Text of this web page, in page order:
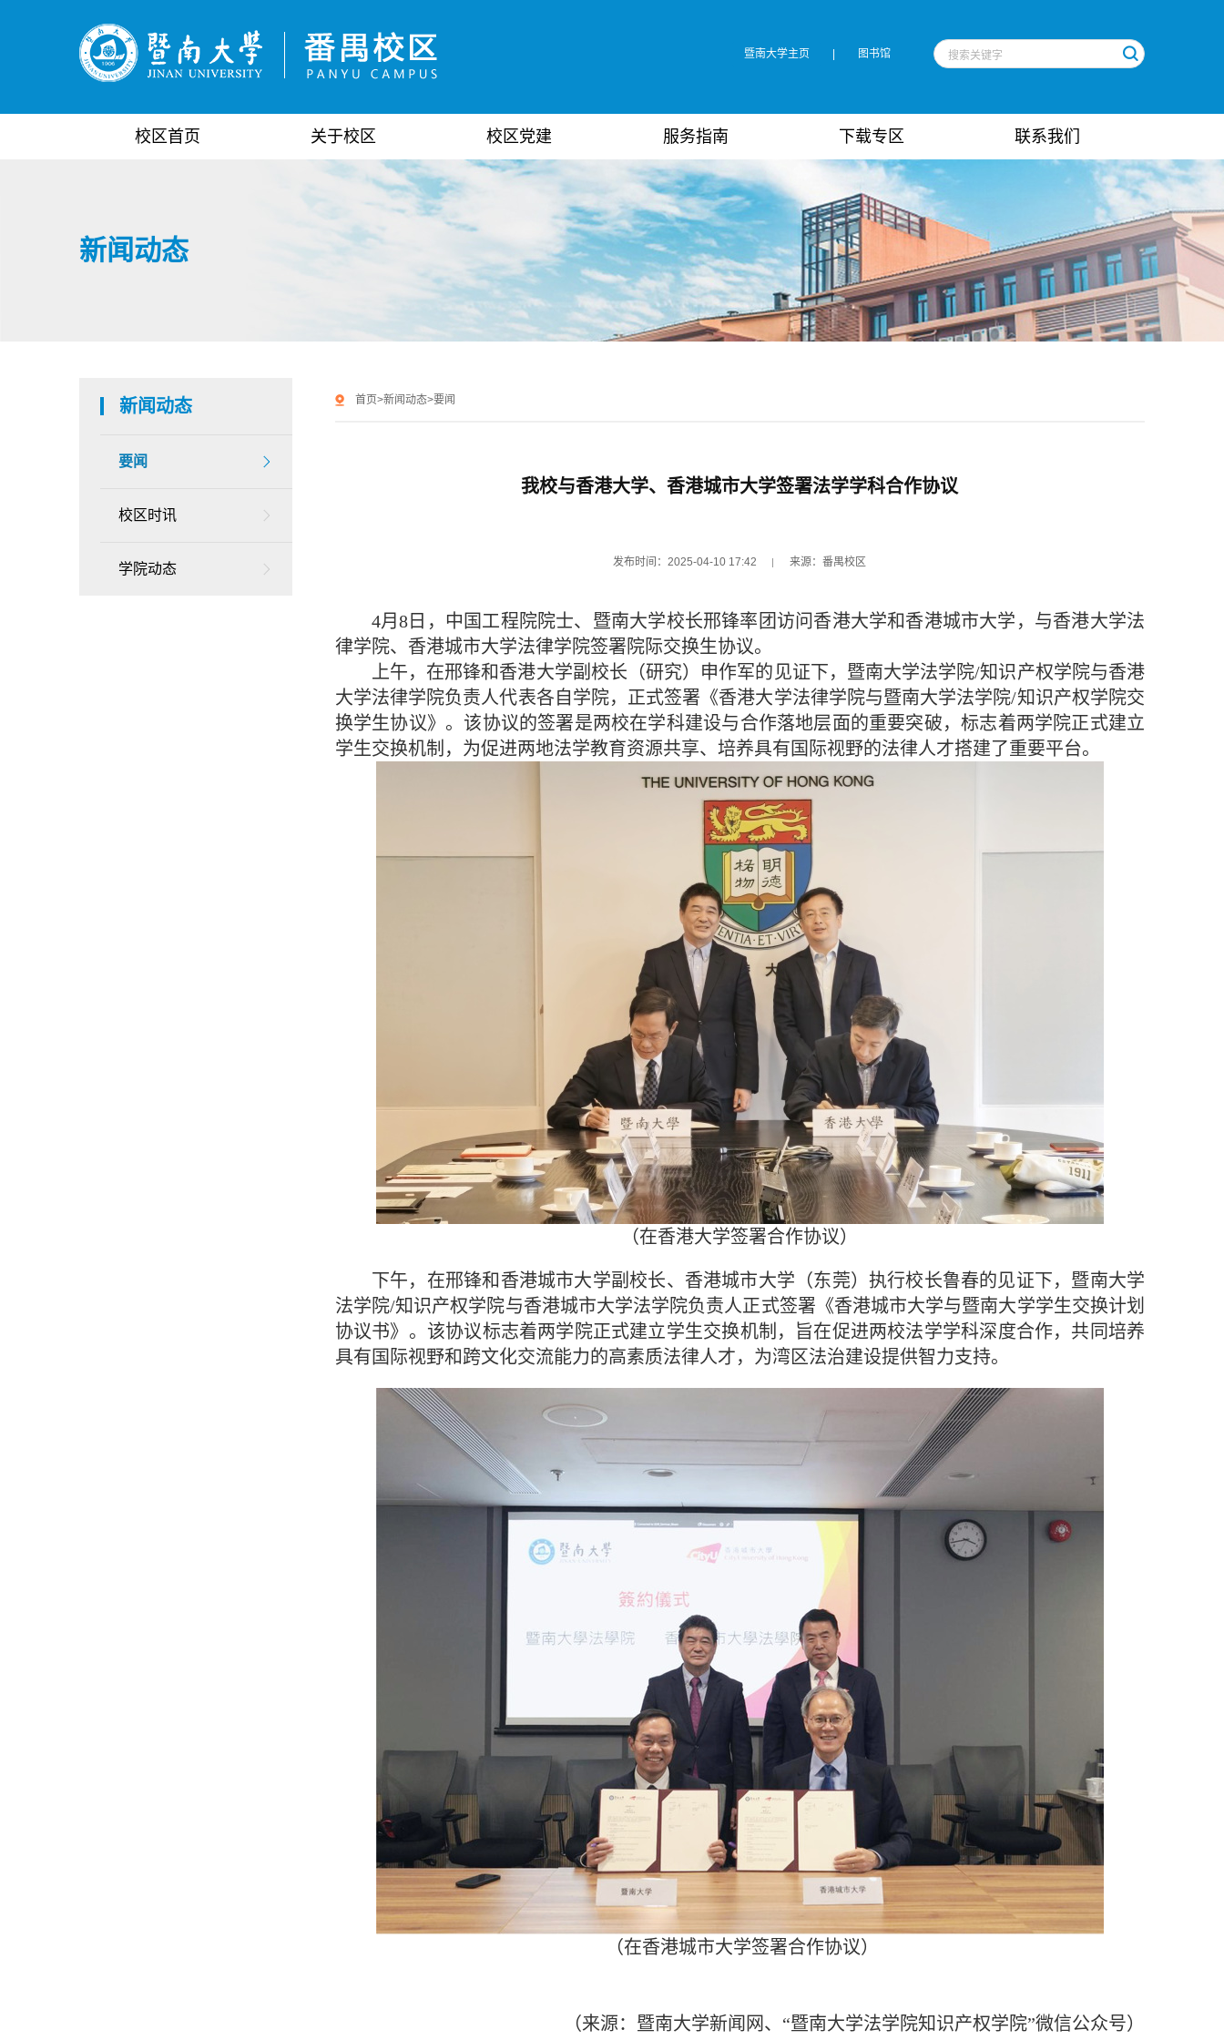
暨南大学主页 图书馆
校区首页 关于校区 校区党建 服务指南 下载专区 联系我们
新闻动态
新闻动态
要闻
校区时讯
学院动态
首页>新闻动态>要闻
我校与香港大学、香港城市大学签署法学学科合作协议
发布时间：2025-04-10 17:42 来源：番禺校区
4月8日，中国工程院院士、暨南大学校长邢锋率团访问香港大学和香港城市大学，与香港大学法
律学院、香港城市大学法律学院签署院际交换生协议。
上午，在邢锋和香港大学副校长（研究）申作军的见证下，暨南大学法学院/知识产权学院与香港
大学法律学院负责人代表各自学院，正式签署《香港大学法律学院与暨南大学法学院/知识产权学院交
换学生协议》。该协议的签署是两校在学科建设与合作落地层面的重要突破，标志着两学院正式建立
学生交换机制，为促进两地法学教育资源共享、培养具有国际视野的法律人才搭建了重要平台。
（在香港大学签署合作协议）
下午，在邢锋和香港城市大学副校长、香港城市大学（东莞）执行校长鲁春的见证下，暨南大学
法学院/知识产权学院与香港城市大学法学院负责人正式签署《香港城市大学与暨南大学学生交换计划
协议书》。该协议标志着两学院正式建立学生交换机制，旨在促进两校法学学科深度合作，共同培养
具有国际视野和跨文化交流能力的高素质法律人才，为湾区法治建设提供智力支持。
（在香港城市大学签署合作协议）
（来源：暨南大学新闻网、“暨南大学法学院知识产权学院”微信公众号）